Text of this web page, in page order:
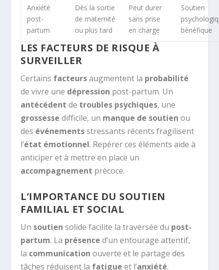
Anxiété
post-
partum
Dès la sortie
de maternité
ou plus tard
Peut durer
sans prise
en charge
Soutien
bénéfique
LES FACTEURS DE RISQUE À
SURVEILLER
Certains facteursaugmentent la probabilité
de vivre une dépression post-partum. Un
antécédent de troubles psychiques, une
grossesse difficile, un manque de soutien ou
des événementsstressants récents fragilisent
l’état émotionnel. Repérer ces éléments aide à
anticiper et à mettre en place un
accompagnement précoce.
L’IMPORTANCE DU SOUTIEN
FAMILIAL ET SOCIAL
Un soutien solide facilite la traversée du post-
partum. La présence d’un entourage attentif,
la communication ouverte et le partage des
tâches réduisent la fatigue et l’anxiété.